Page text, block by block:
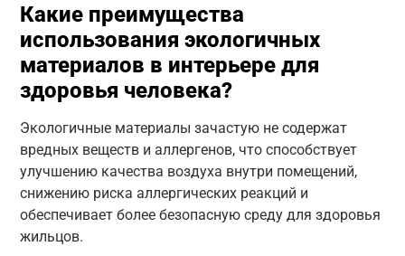
Какие преимущества
использования экологичных
материалов в интерьере для
здоровья человека?
Экологичные материалы зачастую не содержат
вредных веществ и аллергенов, что способствует
улучшению качества воздуха внутри помещений,
снижению риска аллергических реакций и
обеспечивает более безопасную среду для здоровья
жильцов.